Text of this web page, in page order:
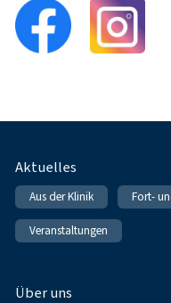
Fußnavigation
Aktuelles
Aus der Klinik Fort-
Veranstaltungen
Über uns